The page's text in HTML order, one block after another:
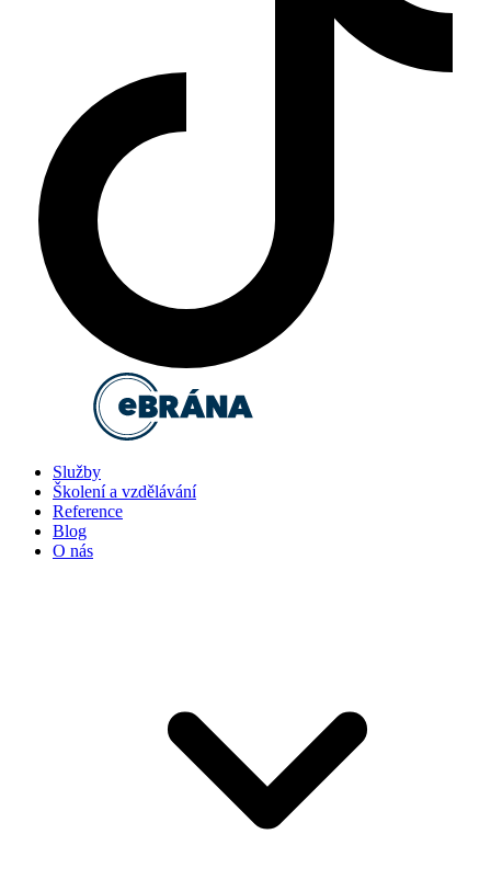
Služby
Školení a vzdělávání
Reference
Blog
O nás